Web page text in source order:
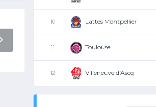
10 Lattes Montpellier
11 Toulouse
12 Villeneuve d'Ascq